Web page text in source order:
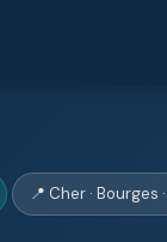
📍 Cher ·